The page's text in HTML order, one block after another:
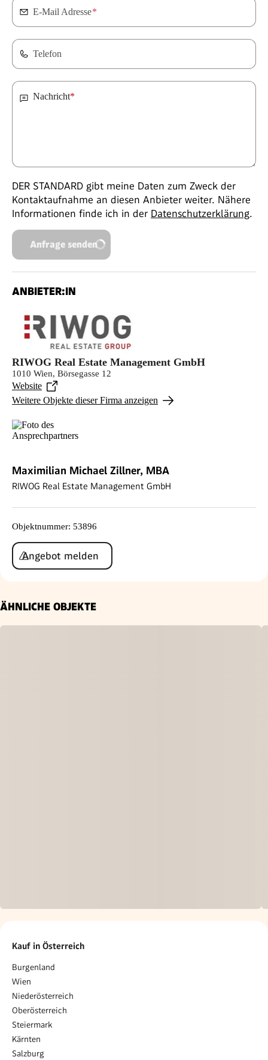
E-Mail Adresse*
Telefon
Nachricht*
DER STANDARD gibt meine Daten zum Zweck der
Kontaktaufnahme an diesen Anbieter weiter. Nähere
Informationen finde ich in der Datenschutzerklärung.
Anfrage senden
ANBIETER:IN
RIWOG Real Estate Management GmbH
1010 Wien, Börsegasse 12
Website
Weitere Objekte dieser Firma anzeigen
Maximilian Michael Zillner, MBA
RIWOG Real Estate Management GmbH
Objektnummer: 53896
Angebot melden
ÄHNLICHE OBJEKTE
Kauf in Österreich
Burgenland
Wien
Niederösterreich
Oberösterreich
Steiermark
Kärnten
Salzburg